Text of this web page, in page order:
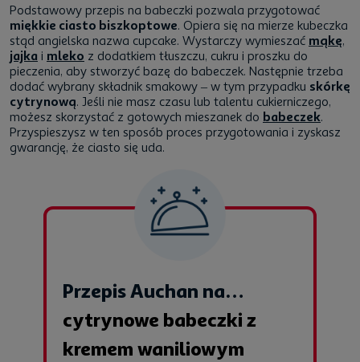
Podstawowy przepis na babeczki pozwala przygotować
miękkie ciasto biszkoptowe. Opiera się na mierze kubeczka
stąd angielska nazwa cupcake. Wystarczy wymieszać mąkę,
jajka i mleko z dodatkiem tłuszczu, cukru i proszku do
pieczenia, aby stworzyć bazę do babeczek. Następnie trzeba
dodać wybrany składnik smakowy – w tym przypadku skórkę
cytrynową. Jeśli nie masz czasu lub talentu cukierniczego,
możesz skorzystać z gotowych mieszanek do babeczek.
Przyspieszysz w ten sposób proces przygotowania i zyskasz
gwarancję, że ciasto się uda.
Przepis Auchan na…
cytrynowe babeczki z
kremem waniliowym